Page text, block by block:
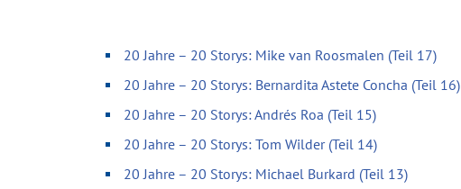
20 Jahre – 20 Storys: Mike van Roosmalen (Teil 17)
20 Jahre – 20 Storys: Bernardita Astete Concha (Teil 16)
20 Jahre – 20 Storys: Andrés Roa (Teil 15)
20 Jahre – 20 Storys: Tom Wilder (Teil 14)
20 Jahre – 20 Storys: Michael Burkard (Teil 13)